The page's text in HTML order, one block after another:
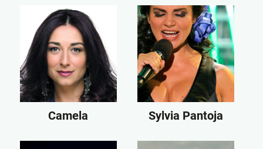
Camela Sylvia Pantoja